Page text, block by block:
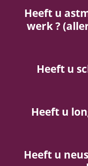
Heeft u
werk ?
Heeft u
Heeft u
Heeft u